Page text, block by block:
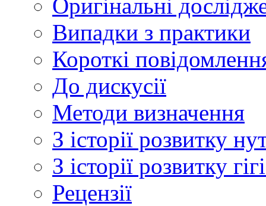
Оригінальні
Випадки з практики
Короткі
До дискусії
Методи визначення
З історії розвитку
З історії розвитку
Рецензії